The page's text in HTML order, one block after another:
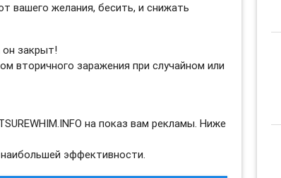
вашего желания, бесить, и снижать
он закрыт!
вторичного заражения при случайном или
на показ вам рекламы. Ниже
эффективности.